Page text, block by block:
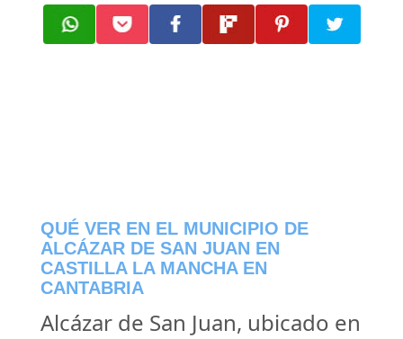
QUÉ VER EN EL MUNICIPIO DE
ALCÁZAR DE SAN JUAN EN
CASTILLA LA MANCHA EN
CANTABRIA
Alcázar de San Juan, ubicado en